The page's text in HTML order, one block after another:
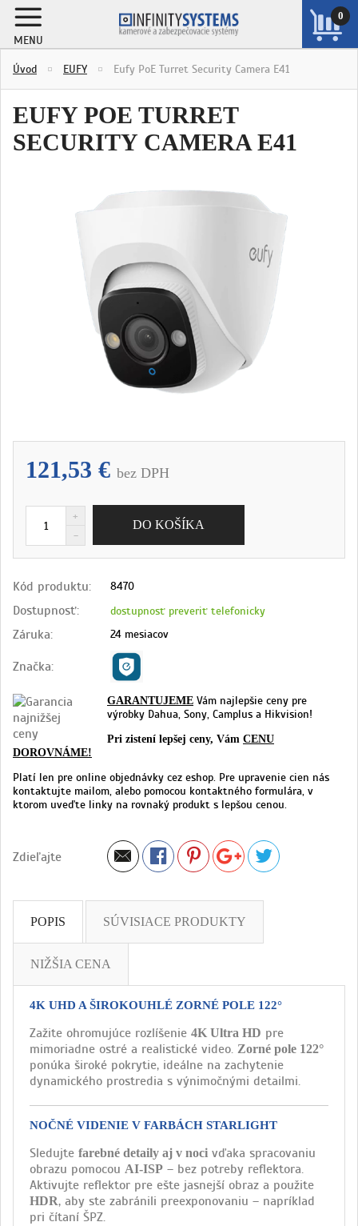
MENU
0
Úvod EUFY Eufy PoE Turret Security Camera E41
EUFY POE TURRET
SECURITY CAMERA E41
121,53 € bez DPH
Kód produktu: 8470
Dostupnosť: dostupnosť preveriť telefonicky
Záruka: 24 mesiacov
Značka:
GARANTUJEME Vám najlepšie ceny pre
výrobky Dahua, Sony, Camplus a Hikvision!
Pri zistení lepšej ceny, Vám CENU
DOROVNÁME!
Platí len pre online objednávky cez eshop. Pre upravenie cien nás
kontaktujte mailom, alebo pomocou kontaktného formulára, v
ktorom uveďte linky na rovnaký produkt s lepšou cenou.
Zdieľajte
POPIS SÚVISIACE PRODUKTY
NIŽŠIA CENA
4K UHD A ŠIROKOUHLÉ ZORNÉ POLE 122°
Zažite ohromujúce rozlíšenie 4K Ultra HD pre
mimoriadne ostré a realistické video. Zorné pole 122°
ponúka široké pokrytie, ideálne na zachytenie
dynamického prostredia s výnimočnými detailmi.
NOČNÉ VIDENIE V FARBÁCH STARLIGHT
Sledujte farebné detaily aj v noci vďaka spracovaniu
obrazu pomocou AI-ISP – bez potreby reflektora.
Aktivujte reflektor pre ešte jasnejší obraz a použite
HDR, aby ste zabránili preexponovaniu – napríklad
pri čítaní ŠPZ.